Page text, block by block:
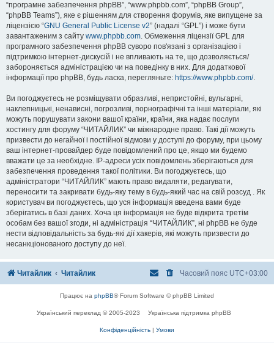
“програмне забезпечення phpBB”, “www.phpbb.com”, “phpBB Group”,
“phpBB Teams”), яке є рішенням для створення форумів, яке випущене за
ліцензією “GNU General Public License v2” (надалі “GPL”) і може бути
завантаженим з сайту www.phpbb.com. Обмеження ліцензії GPL для
програмного забезпечення phpBB суворо пов'язані з організацією і
підтримкою інтернет-дискусій і не впливають на те, що дозволяється/
забороняється адміністрацією чи на поведінку в них. Для додаткової
інформації про phpBB, будь ласка, перегляньте: https://www.phpbb.com/.
Ви погоджуєтесь не розміщувати образливі, непристойні, вульгарні,
наклепницькі, ненависні, погрозливі, порнографічні та інші матеріали, які
можуть порушувати закони вашої країни, країни, яка надає послуги
хостингу для форуму “ЧИТАЙЛИК” чи міжнародне право. Такі дії можуть
призвести до негайної і постійної відмови у доступі до форуму, при цьому
ваш інтернет-провайдер буде повідомлений про це, якщо ми будемо
вважати це за необхідне. IP-адреси усіх повідомлень зберігаються для
забезпечення проведення такої політики. Ви погоджуєтесь, що
адміністратори “ЧИТАЙЛИК” мають право видаляти, редагувати,
переносити та закривати будь-яку тему в будь-який час на свій розсуд . Як
користувач ви погоджуєтесь, що уся інформація введена вами буде
зберігатись в базі даних. Хоча ця інформація не буде відкрита третім
особам без вашої згоди, ні адміністрація “ЧИТАЙЛИК”, ні phpBB не буде
нести відповідальність за будь-які дії хакерів, які можуть призвести до
несанкціонованого доступу до неї.
Читайлик Читайлик Часовий пояс UTC+03:00
Працює на phpBB® Forum Software © phpBB Limited
Український переклад © 2005-2023 Українська підтримка phpBB
Конфіденційність Умови